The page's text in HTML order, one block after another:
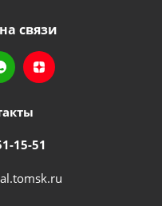
связи
15-51